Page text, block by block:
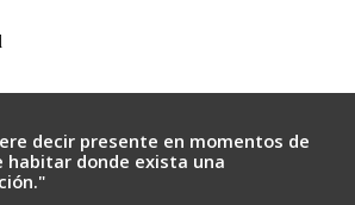
decir presente en momentos de
habitar donde exista una